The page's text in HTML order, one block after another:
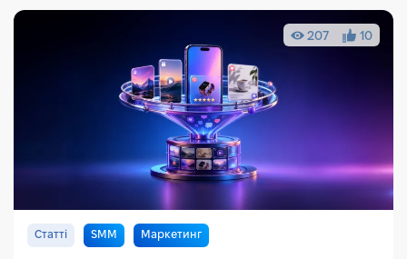
207 10
Статті SMM Маркетинг